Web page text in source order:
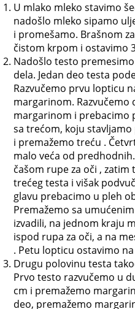
U mlako mleko stavimo
nadošlo mleko sipamo
i promešamo. Brašnom
čistom krpom i ostavimo
Nadošlo testo
dela. Jedan deo testa
Razvučemo prvu lopticu
margarinom. Razvučemo
margarinom i prebacimo
sa trećom, koju
i premažemo treću .
malo veća od
čašom rupe za oči ,
trećeg testa i višak
glavu prebacimo u pleh
Premažemo sa
izvadili, na jednom kraju
ispod rupa za oči, a na
. Petu lopticu ostavimo
Drugu polovinu testa
Prvo testo razvučemo u
cm i premažemo
deo, premažemo